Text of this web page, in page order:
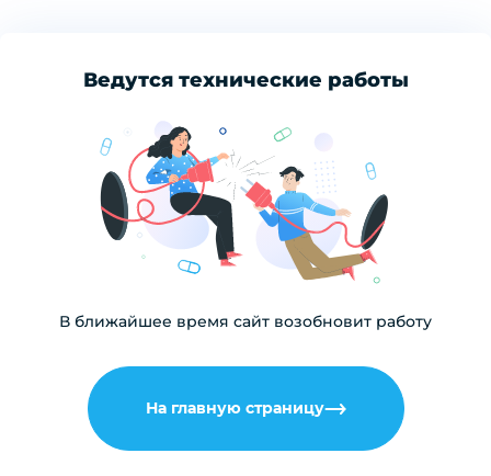
Ведутся технические работы
В ближайшее время сайт возобновит работу
На главную страницу